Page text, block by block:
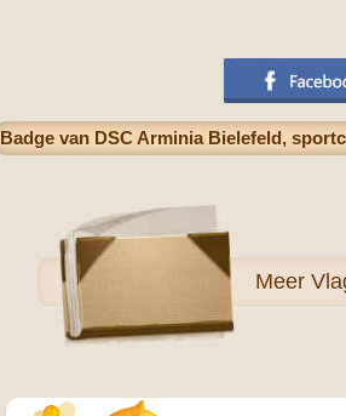
Badge van DSC Arminia Bielefeld,
Meer